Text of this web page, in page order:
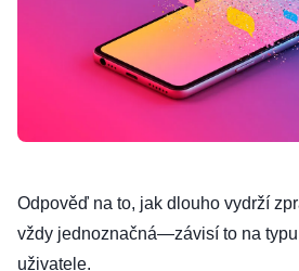
Odpověď na to, jak dlouho vydrží
vždy jednoznačná—závisí to na
uživatele.